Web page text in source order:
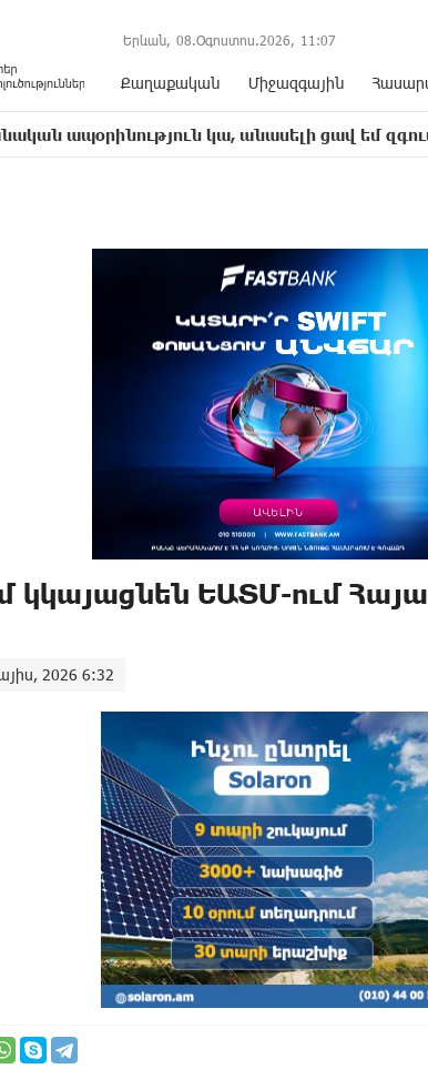
Երևան, 08.Օգոստոս.2026, 11 :08
Քաղաքական Միջազգային
կա, անասելի ցավ եմ զգում.
կկայացնեն ԵԱՏՄ-ում
2026 6:32